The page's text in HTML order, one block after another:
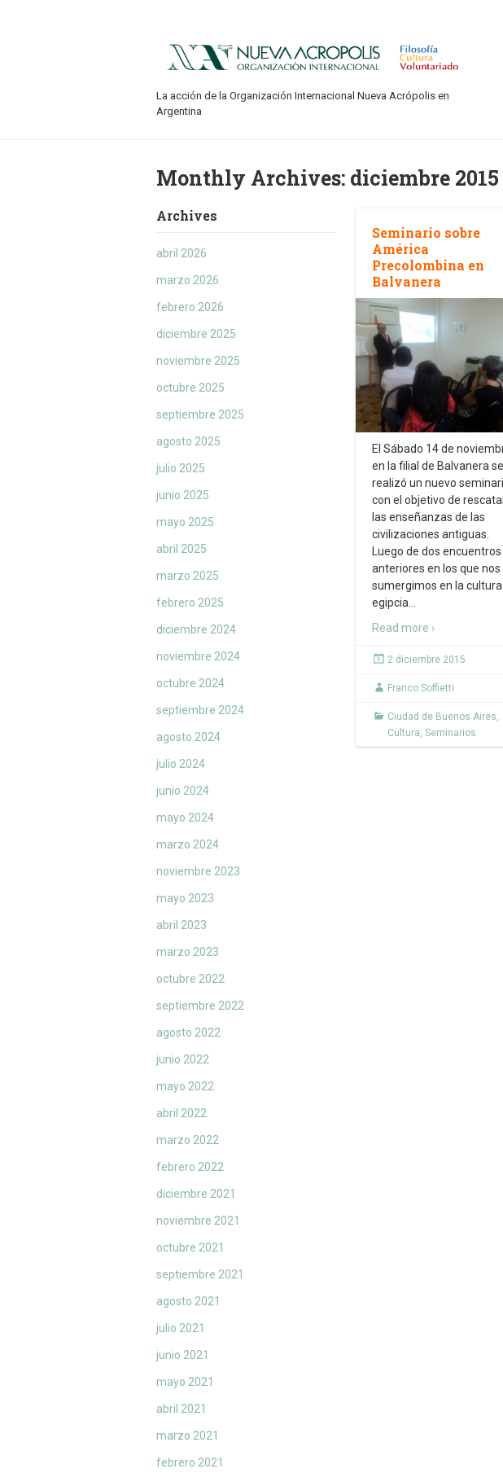
La acción de la Organización Internacional Nueva Acrópolis en
Argentina
Monthly Archives: diciembre 2015
Archives
abril 2026
marzo 2026
febrero 2026
diciembre 2025
noviembre 2025
octubre 2025
septiembre 2025
agosto 2025
julio 2025
junio 2025
mayo 2025
abril 2025
marzo 2025
febrero 2025
diciembre 2024
noviembre 2024
octubre 2024
septiembre 2024
agosto 2024
julio 2024
junio 2024
mayo 2024
marzo 2024
noviembre 2023
mayo 2023
abril 2023
marzo 2023
octubre 2022
septiembre 2022
agosto 2022
junio 2022
mayo 2022
abril 2022
marzo 2022
febrero 2022
diciembre 2021
noviembre 2021
octubre 2021
septiembre 2021
agosto 2021
julio 2021
junio 2021
mayo 2021
abril 2021
marzo 2021
febrero 2021
Seminario sobre
América
Precolombina en
Balvanera
El Sábado 14 de
en la filial de Balvanera se
realizó un nuevo
con el objetivo de
las enseñanzas de las
civilizaciones antiguas.
Luego de dos encuentros
anteriores en los que nos
sumergimos en la cultura
egipcia
Read more ›
2 diciembre 2015
Franco Soffietti
Ciudad de Buenos Aires,
Cultura, Seminarios